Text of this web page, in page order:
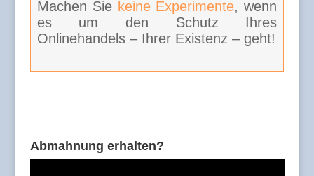
Machen Sie keine Experimente, wenn
es um den Schutz Ihres
Onlinehandels – Ihrer Existenz – geht!
Abmahnung erhalten?